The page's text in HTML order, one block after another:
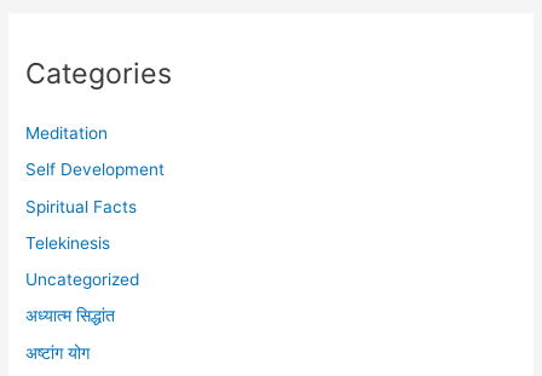
Categories
Meditation
Self Development
Spiritual Facts
Telekinesis
Uncategorized
अध्यात्म सिद्धांत
अष्टांग योग